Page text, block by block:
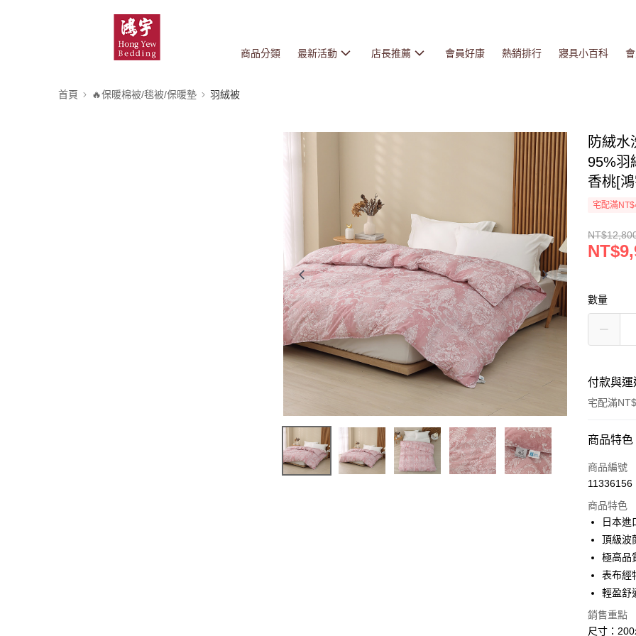
商品分類 最新活動 店長推薦 會員好康 熱銷排行 寢具小百科
首頁 🔥保暖棉被/毯被/保暖墊 羽絨被
防絨
95%羽
香桃[
宅配滿
數量
付款與
宅配滿
付款方式
信用卡一
Apple Pay
悠遊付
Google
AFTEE先
相關說明
【關於「
商品特色
商品編號
11336156
商品特色
日本進
頂級波
極高品
表布經
輕盈舒
銷售重點
尺寸：